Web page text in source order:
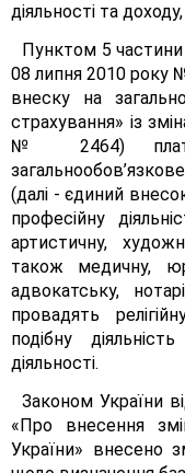
діяльності та
Пунктом 5 частини
08 липня 2010 року
внеску на
страхування» із
№ 2464)
(далі - єдиний
професійну
артистичну,
також медичну,
адвокатську,
провадять
подібну
діяльності.
Законом України
«Про внесення
України» внесено